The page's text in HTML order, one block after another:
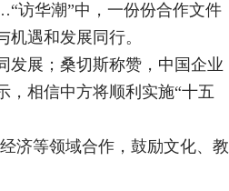
访华潮”中，一份份合作文件
遇和发展同行。
发展；桑切斯称赞，中国企业
，相信中方将顺利实施“十五
济等领域合作，鼓励文化、教